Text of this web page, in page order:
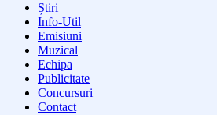
Știri
Info-Util
Emisiuni
Muzical
Echipa
Publicitate
Concursuri
Contact